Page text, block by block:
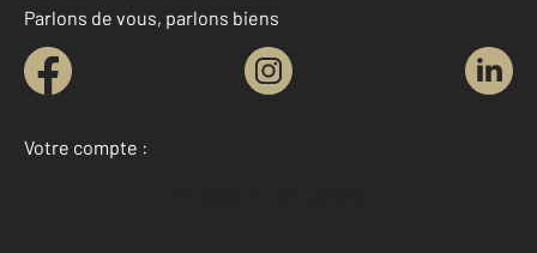
Parlons de vous, parlons biens
Votre compte :
Accéder à mon compte